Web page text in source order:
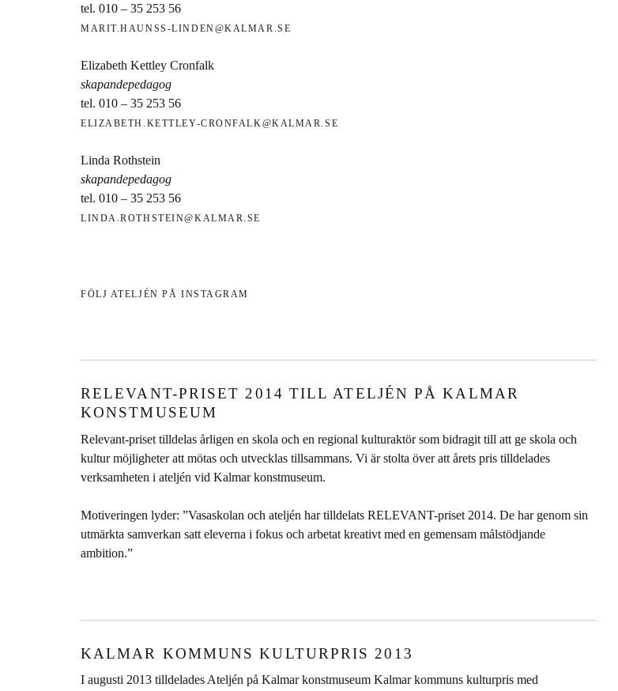
tel. 010 – 35 253 56
MARIT.HAUNSS-LINDEN@KALMAR.SE
Elizabeth Kettley Cronfalk
skapandepedagog
tel. 010 – 35 253 56
ELIZABETH.KETTLEY-CRONFALK@KALMAR.SE
Linda Rothstein
skapandepedagog
tel. 010 – 35 253 56
LINDA.ROTHSTEIN@KALMAR.SE
FÖLJ ATELJÉN PÅ INSTAGRAM
RELEVANT-PRISET 2014 TILL ATELJÉN PÅ KALMAR
KONSTMUSEUM
Relevant-priset tilldelas årligen en skola och en regional kulturaktör som bidragit till att ge skola och
kultur möjligheter att mötas och utvecklas tillsammans. Vi är stolta över att årets pris tilldelades
verksamheten i ateljén vid Kalmar konstmuseum.
Motiveringen lyder: ”Vasaskolan och ateljén har tilldelats RELEVANT-priset 2014. De har genom sin
utmärkta samverkan satt eleverna i fokus och arbetat kreativt med en gemensam målstödjande
ambition.”
KALMAR KOMMUNS KULTURPRIS 2013
I augusti 2013 tilldelades Ateljén på Kalmar konstmuseum Kalmar kommuns kulturpris med